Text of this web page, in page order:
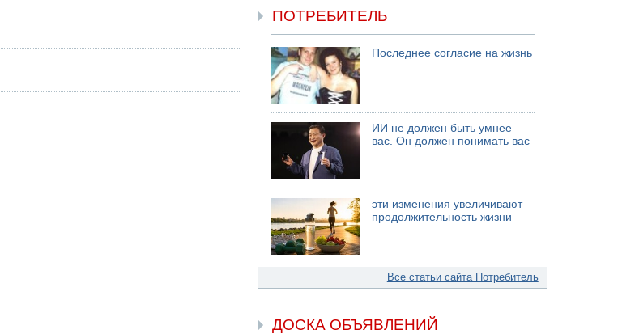
ПОТРЕБИТЕЛЬ
Последнее согласие на жизнь
ИИ не должен быть умнее
вас. Он должен понимать вас
эти изменения увеличивают
продолжительность жизни
Все статьи сайта Потребитель
ДОСКА ОБЪЯВЛЕНИЙ